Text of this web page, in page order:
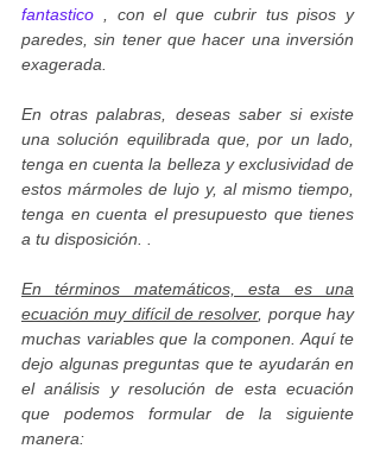
fantastico , con el que cubrir tus pisos y
paredes, sin tener que hacer una inversión
exagerada.
En otras palabras, deseas saber si existe
una solución equilibrada que, por un lado,
tenga en cuenta la belleza y exclusividad de
estos mármoles de lujo y, al mismo tiempo,
tenga en cuenta el presupuesto que tienes
a tu disposición. .
En términos matemáticos, esta es una
ecuación muy difícil de resolver, porque hay
muchas variables que la componen. Aquí te
dejo algunas preguntas que te ayudarán en
el análisis y resolución de esta ecuación
que podemos formular de la siguiente
manera: